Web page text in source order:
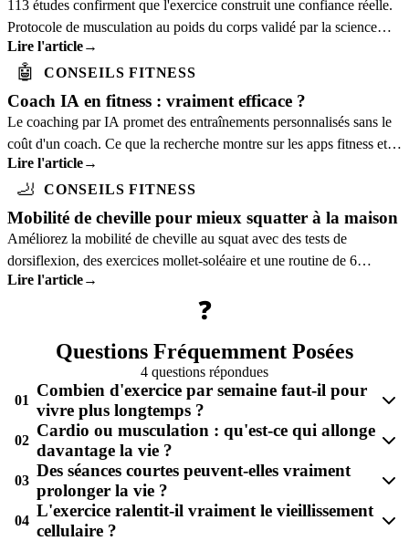
113 études confirment que l'exercice construit une confiance réelle.
Protocole de musculation au poids du corps validé par la science
pour l'estime de soi.
Lire l'article→
🤖 CONSEILS FITNESS
Coach IA en fitness : vraiment efficace ?
Le coaching par IA promet des entraînements personnalisés sans le
coût d'un coach. Ce que la recherche montre sur les apps fitness et à
qui elles profitent.
Lire l'article→
🦶 CONSEILS FITNESS
Mobilité de cheville pour mieux squatter à la maison
Améliorez la mobilité de cheville au squat avec des tests de
dorsiflexion, des exercices mollet-soléaire et une routine de 6
minutes.
Lire l'article→
❓
Questions Fréquemment Posées
4 questions répondues
01
Combien d'exercice par semaine faut-il pour
vivre plus longtemps ?
02
Cardio ou musculation : qu'est-ce qui allonge
davantage la vie ?
03
Des séances courtes peuvent-elles vraiment
prolonger la vie ?
04
L'exercice ralentit-il vraiment le vieillissement
cellulaire ?